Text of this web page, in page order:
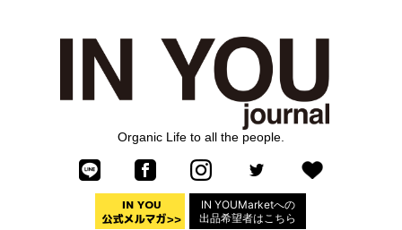
Organic Life to all the people.
IN YOUMarketへの
出品希望者はこちら